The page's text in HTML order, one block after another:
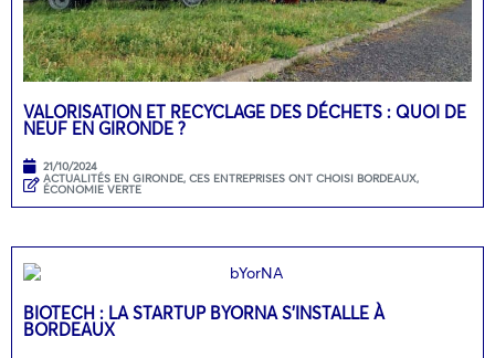
VALORISATION ET RECYCLAGE DES DÉCHETS : QUOI DE
NEUF EN GIRONDE ?
21/10/2024
ACTUALITÉS EN GIRONDE, CES ENTREPRISES ONT CHOISI BORDEAUX,
ÉCONOMIE VERTE
BIOTECH : LA STARTUP BYORNA S’INSTALLE À
BORDEAUX